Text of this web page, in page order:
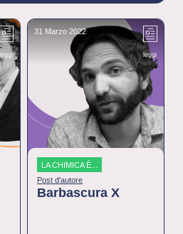
leggi
31 Marzo 2022
leggi
LA CHIMICA È...
Post d'autore
Barbascura X